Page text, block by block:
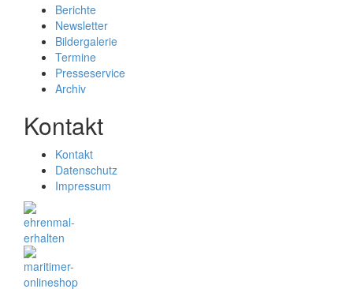
Berichte
Newsletter
Bildergalerie
Termine
Presseservice
Archiv
Kontakt
Kontakt
Datenschutz
Impressum